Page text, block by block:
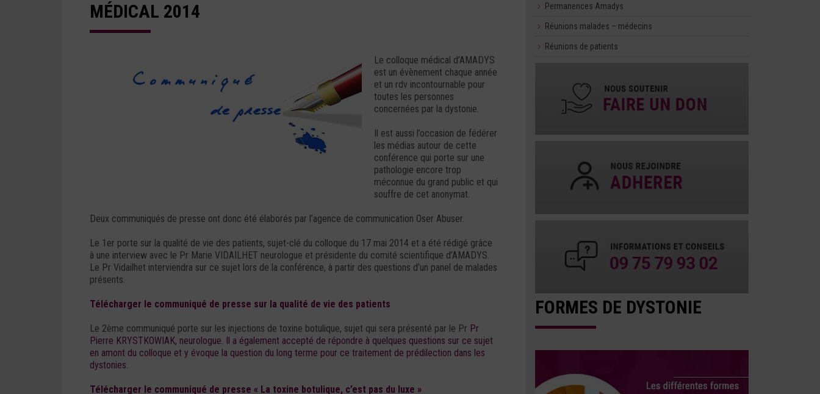
MÉDICAL 2014
Le colloque médical d’AMADYS
est un évènement chaque année
et un rdv incontournable pour
toutes les personnes
concernées par la dystonie.
Il est aussi l’occasion de fédérer
les médias autour de cette
conférence qui porte sur une
pathologie encore trop
méconnue du grand public et qui
souffre de cet anonymat.
Deux communiqués de presse ont donc été élaborés par l’agence de communication Oser Abuser.
Le 1er porte sur la qualité de vie des patients, sujet-clé du colloque du 17 mai 2014 et a été rédigé grâce
à une interview avec le Pr Marie VIDAILHET neurologue et présidente du comité scientifique d’AMADYS.
Le Pr Vidailhet interviendra sur ce sujet lors de la conférence, à partir des questions d’un panel de malades
présents.
Télécharger le communiqué de presse sur la qualité de vie des patients
Le 2ème communiqué porte sur les injections de toxine botulique, sujet qui sera présenté par le Pr Pr
Pierre KRYSTKOWIAK, neurologue. Il a également accepté de répondre à quelques questions sur ce sujet
en amont du colloque et y évoque la question du long terme pour ce traitement de prédilection dans les
dystonies.
Télécharger le communiqué de presse « La toxine botulique, c’est pas du luxe »
Permanences Amadys
Réunions malades – médecins
Réunions de patients
FORMES DE DYSTONIE